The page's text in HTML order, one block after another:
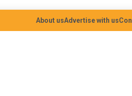
About usAdvertise with us